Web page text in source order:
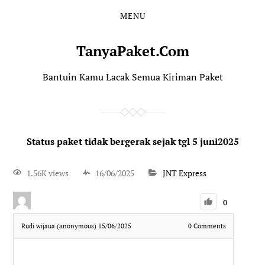
MENU
TanyaPaket.Com
Bantuin Kamu Lacak Semua Kiriman Paket
Status paket tidak bergerak sejak tgl 5 juni2025
1.56K views 16/06/2025 JNT Express
0
Rudi wijaua (anonymous) 15/06/2025 0Comments